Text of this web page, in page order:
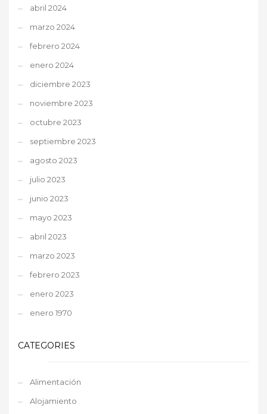
abril 2024
marzo 2024
febrero 2024
enero 2024
diciembre 2023
noviembre 2023
octubre 2023
septiembre 2023
agosto 2023
julio 2023
junio 2023
mayo 2023
abril 2023
marzo 2023
febrero 2023
enero 2023
enero 1970
CATEGORIES
Alimentación
Alojamiento